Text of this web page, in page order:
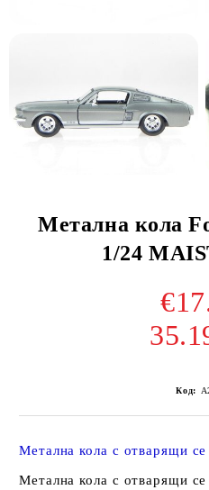
Метална кола
1/24
Код:
Метална кола с отварящи се
Метална кола с отварящи